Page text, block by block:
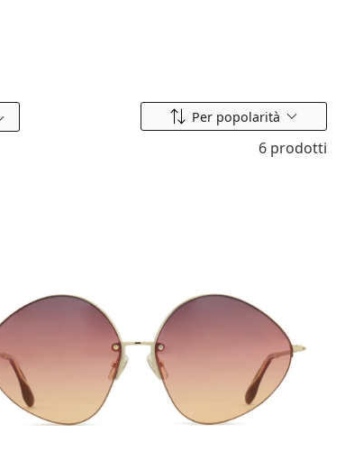
Riordina per
Per popolarità
6 prodotti